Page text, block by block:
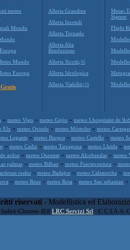
meteo
Mondo
Mondo
Europa
Allerta Grandine
Allerta Incendi
Allerta Tornado
Allerta Alta
Risoluzione
Allerta Siccitï¿½
Allerta Idrologica
Allerta Viabilitï¿½
Metar-
Sigmet
Flight
Modello
- meteo Vigo - meteo Gijón - meteo Lhospitalet de
Elx - meteo Oviedo - meteo Móstoles - meteo
Legants - meteo Burgos - meteo Castello - meteo
- meteo Cadiz - meteo Tarragona - meteo Lleida -
ardoz - meteo Ourense - meteo Alcobendas - meteo
palmas - meteo Bilbao - meteo Fuerteventura -
reales - meteo Badajoz - meteo Calamocha -
- meteo Reus - meteo Rota - meteo San sebastian -
riservati - Modellistica ed
Chrome-IE8 LRC Servizi Srl - C.C.I.A.A.